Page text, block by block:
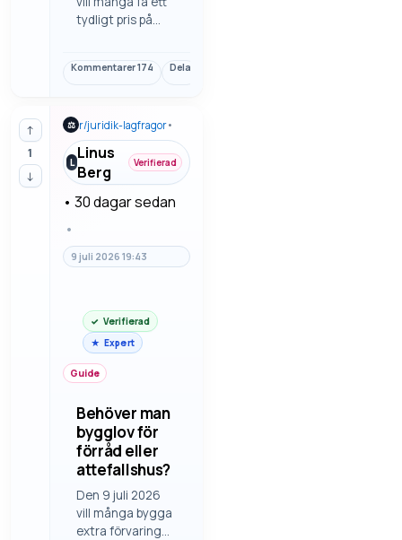
tydligt pris på
det blir rörigt när
tillkommer. Här
finns vad man
ska tänka på när
man begär offert
på golvläggning.
Kommentarer174 Dela
↑
1
↓
⚖ r/juridik-lagfragor•
L Linus
Berg
Verifierad
• 30 dagar sedan
•
9 juli 2026 19:43
Verifierad
Expert
Guide
Behöver man
bygglov för
förråd eller
attefallshus?
Den 9 juli 2026
vill många bygga
extra förvaring